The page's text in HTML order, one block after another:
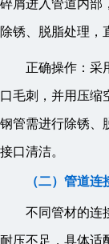
碎屑进入管道内部
除锈、脱脂处理，
正确操作：采
口毛刺，并用压缩
钢管需进行除锈、
接口清洁。
（二）管道
不同管材的连
耐压不足，具体适